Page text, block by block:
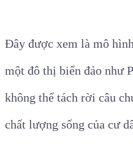
Đây được xem là mô
một đô thị biển đảo như
không thể tách rời câu
chất lượng sống của cư